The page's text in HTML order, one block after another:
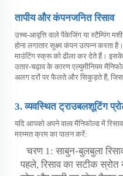
तापीय और कंपनजनित रिसाव
उच्च-आवृत्ति वाले पैकेजिंग या स्टैम्पिंग
होना लगातार सूक्ष्म कंपन उत्पन्न करता
माउंटिंग स्क्रू को ढीला कर देते हैं। इसके
उतार-चढ़ाव के कारण एल्युमीनियम
अलग दरों पर फैलते और सिकुड़ते हैं,
3. व्यवस्थित ट्राउबलशूटिंग
यदि आपको अपने वाल्व मैनिफोल्ड में
मरम्मत क्रम का पालन करें:
चरण 1: साबुन-बुलबुला
पहले, रिसाव का सटीक